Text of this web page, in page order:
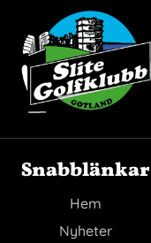
Snabblänkar
Hem
Nyheter